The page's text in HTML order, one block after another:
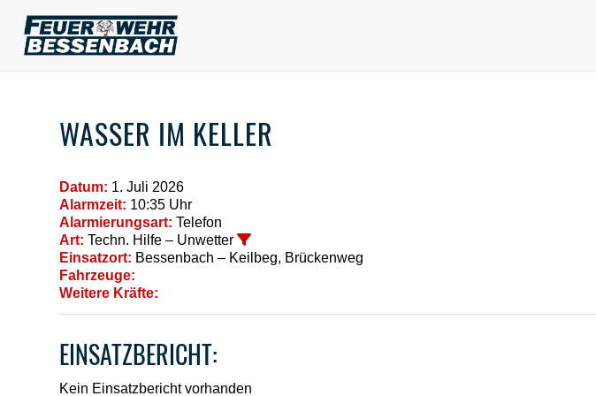
WASSER IM KELLER
Datum: 1. Juli 2026
Alarmzeit: 10:35 Uhr
Alarmierungsart: Telefon
Art: Techn. Hilfe – Unwetter
Einsatzort: Bessenbach – Keilbeg, Brückenweg
Fahrzeuge:
Weitere Kräfte:
EINSATZBERICHT:
Kein Einsatzbericht vorhanden